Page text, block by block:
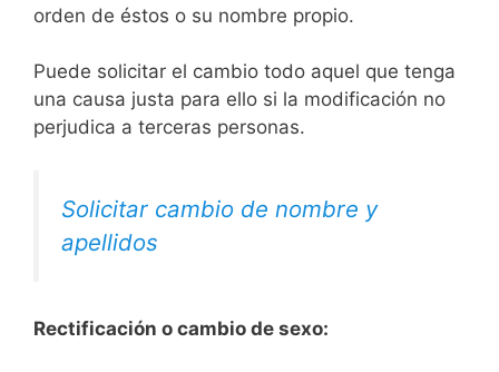
orden de éstos o su nombre propio.
Puede solicitar el cambio todo aquel que tenga
una causa justa para ello si la modificación no
perjudica a terceras personas.
Solicitar cambio de nombre y
apellidos
Rectificación o cambio de sexo: